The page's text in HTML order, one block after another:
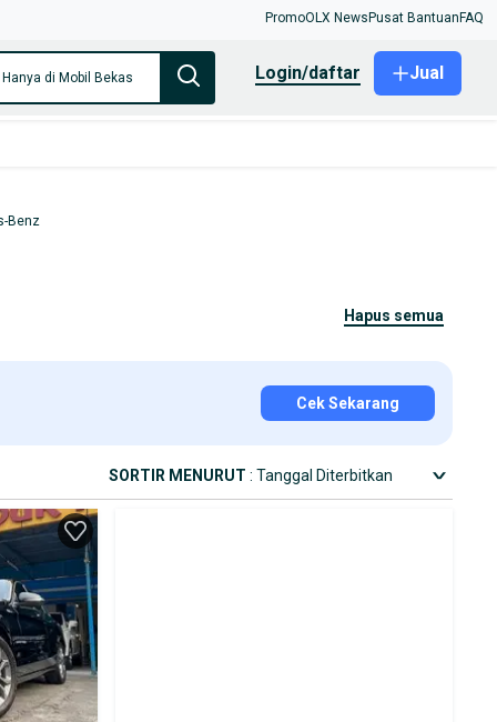
PromoOLX News Pusat Bantuan FAQ
Hanya di Mobil Bekas login/daftar Jual
Benz
hapus semua
Cek Sekarang
SORTIR MENURUT : Tanggal Diterbitkan